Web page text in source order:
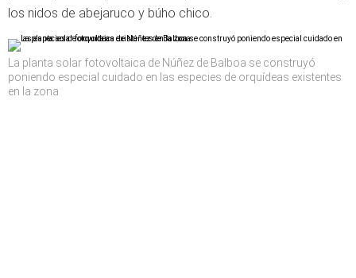
los nidos de abejaruco y búho chico.
La planta solar fotovoltaica de Núñez de Balboa se construyó
poniendo especial cuidado en las especies de orquídeas existentes
en la zona